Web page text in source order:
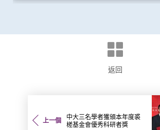
返回
上一個
中大三名學者獲頒本年度裘
槎基金會優秀科研者獎